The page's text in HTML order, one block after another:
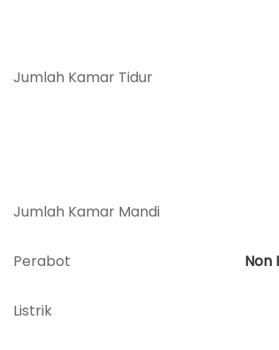
Jumlah Kamar Tidur
Jumlah Kamar Mandi
Perabot Non
Listrik